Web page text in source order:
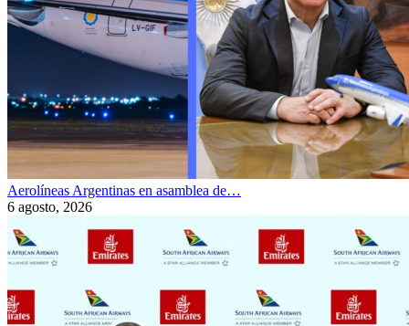
Aerolíneas Argentinas en asamblea de…
6 agosto, 2026